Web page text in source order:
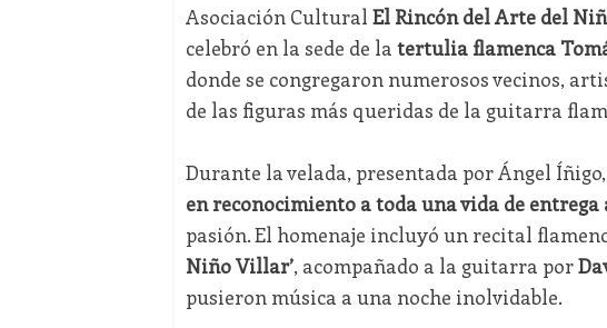
Asociación Cultural El Rincón del Arte del
celebró en la sede de la tertulia flamenca
donde se congregaron numerosos vecinos,
de las figuras más queridas de la guitarra
Durante la velada, presentada por Ángel
en reconocimiento a toda una vida de entrega
pasión. El homenaje incluyó un recital
Niño Villar’, acompañado a la guitarra por
pusieron música a una noche inolvidable.